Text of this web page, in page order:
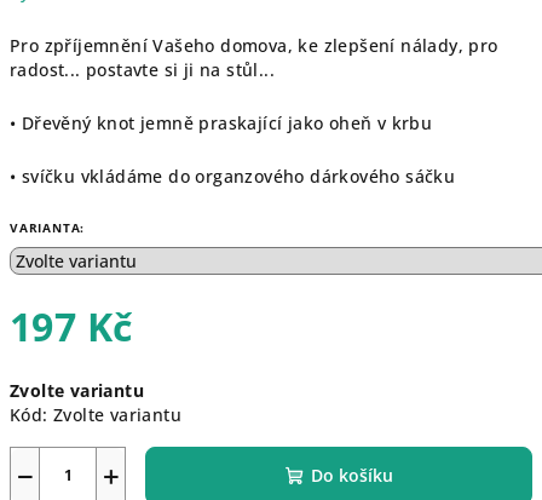
Pro zpříjemnění Vašeho domova, ke zlepšení nálady, pro
radost... postavte si ji na stůl...
• Dřevěný knot jemně praskající jako oheň v krbu
• svíčku vkládáme do organzového dárkového sáčku
VARIANTA:
197 Kč
cena:
Zvolte variantu
Kód: Zvolte variantu
+
− Do košíku